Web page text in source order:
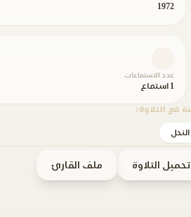
1972
عدد الاستماعات
1 استماع
في التلاوة:
تحميل التلاوة ملف القارئ